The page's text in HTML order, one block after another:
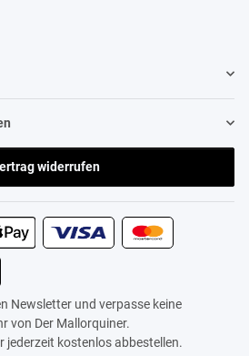
widerrufen
Newsletter und verpasse keine
von Der Mallorquiner.
jederzeit kostenlos abbestellen.